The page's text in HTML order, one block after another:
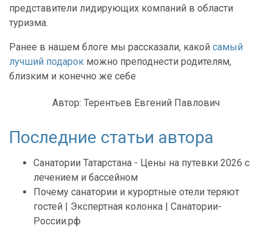
представители лидирующих компаний в области
туризма.
Ранее в нашем блоге мы рассказали, какой самый
лучший подарок можно преподнести родителям,
близким и конечно же себе
Автор: Терентьев Евгений Павлович
Последние статьи автора
Санатории Татарстана - Цены на путевки 2026 с
лечением и бассейном
Почему санатории и курортные отели теряют
гостей | Экспертная колонка | Санатории-
России.рф